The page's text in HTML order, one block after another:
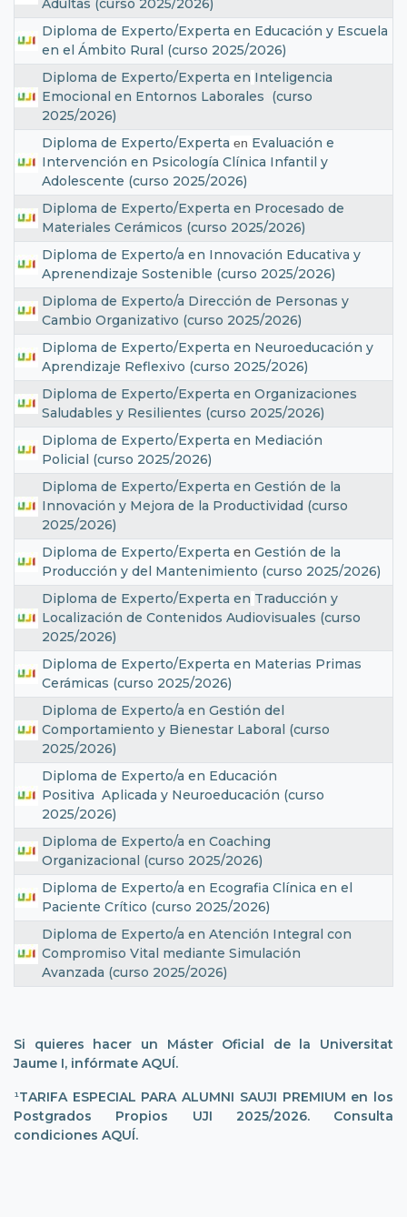
Adultas (curso 2025/2026)
Diploma de Experto/Experta en Educación y Escuela
en el Ámbito Rural (curso 2025/2026)
Diploma de Experto/Experta en Inteligencia
Emocional en Entornos Laborales (curso
2025/2026)
Diploma de Experto/Experta en Evaluación e
Intervención en Psicología Clínica Infantil y
Adolescente (curso 2025/2026)
Diploma de Experto/Experta en Procesado de
Materiales Cerámicos (curso 2025/2026)
Diploma de Experto/a en Innovación Educativa y
Aprenendizaje Sostenible (curso 2025/2026)
Diploma de Experto/a Dirección de Personas y
Cambio Organizativo (curso 2025/2026)
Diploma de Experto/Experta en Neuroeducación y
Aprendizaje Reflexivo (curso 2025/2026)
Diploma de Experto/Experta en Organizaciones
Saludables y Resilientes (curso 2025/2026)
Diploma de Experto/Experta en Mediación
Policial (curso 2025/2026)
Diploma de Experto/Experta en Gestión de la
Innovación y Mejora de la Productividad (curso
2025/2026)
Diploma de Experto/Experta en Gestión de la
Producción y del Mantenimiento (curso 2025/2026)
Diploma de Experto/Experta en Traducción y
Localización de Contenidos Audiovisuales (curso
2025/2026)
Diploma de Experto/Experta en Materias Primas
Cerámicas (curso 2025/2026)
Diploma de Experto/a en Gestión del
Comportamiento y Bienestar Laboral (curso
2025/2026)
Diploma de Experto/a en Educación
Positiva Aplicada y Neuroeducación (curso
2025/2026)
Diploma de Experto/a en Coaching
Organizacional (curso 2025/2026)
Diploma de Experto/a en Ecografia Clínica en el
Paciente Crítico (curso 2025/2026)
Diploma de Experto/a en Atención Integral con
Compromiso Vital mediante Simulación
Avanzada (curso 2025/2026)
Si quieres hacer un Máster Oficial de la Universitat
Jaume I, infórmate AQUÍ.
¹TARIFA ESPECIAL PARA ALUMNI SAUJI PREMIUM en los
Postgrados Propios UJI 2025/2026. Consulta
condiciones AQUÍ.